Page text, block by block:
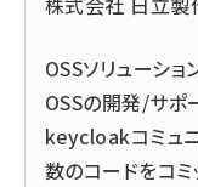
OSSソリューシ
OSSの開発/サポ
keycloakコミュニ
数のコードをコミ